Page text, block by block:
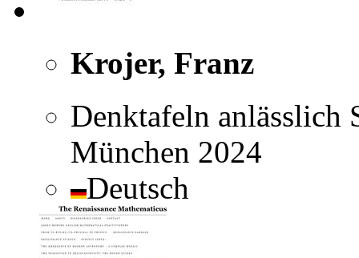
Krojer, Franz
Denktafeln
München 2024
Deutsch